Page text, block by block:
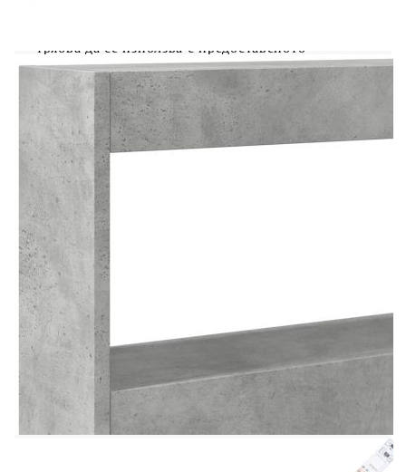
трябва да се използва с предоставеното
устройство за закрепване на стена.
Цвят: Бетонно сиво
Материал: Инженерно дърво
Размери: 180 x 17 x 102 см (Ш x Д x В)
Максимална товароносимост: 40 кг
Необходим е монтаж
Legal Documents:
Повече подробности за предотвратяване на
преобръщането на вашите мебели можете да
намерите
Този продукт се захранва с DC 5V, но
сертифицираният 5V USB източник на
захранване не е включен в комплекта. По-
високото напрежение може да доведе до
прегряване на устройството и да доведе до
повреда на устройството и потенциален риск от
прегряване и пожар.